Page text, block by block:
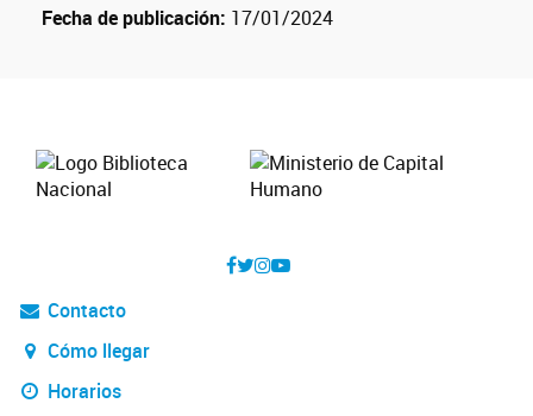
Fecha de publicación: 17/01/2024
Contacto
Cómo llegar
Horarios